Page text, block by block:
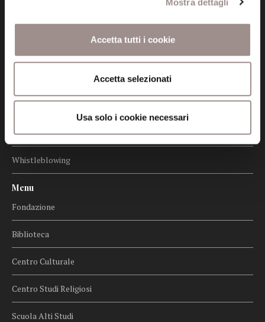
Accetta tutti i cookie
Accetta selezionati
Usa solo i cookie necessari
Amministrazione trasparente
Privacy
Credits
Whistleblowing
Menu
Fondazione
Biblioteca
Centro Culturale
Centro Studi Religiosi
Scuola Alti Studi